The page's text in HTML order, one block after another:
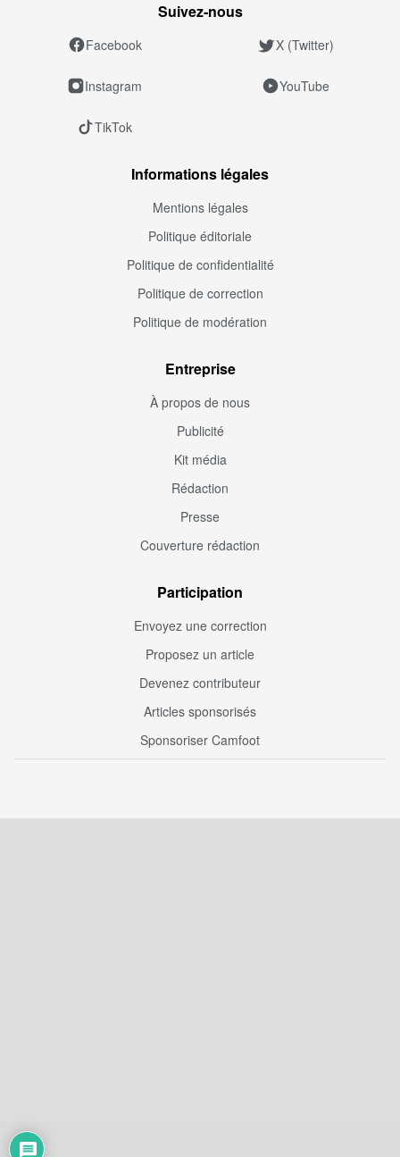
Suivez‑nous
Facebook X (Twitter)
Instagram YouTube
TikTok
Informations légales
Mentions légales
Politique éditoriale
Politique de confidentialité
Politique de correction
Politique de modération
Entreprise
À propos de nous
Publicité
Kit média
Rédaction
Presse
Couverture rédaction
Participation
Envoyez une correction
Proposez un article
Devenez contributeur
Articles sponsorisés
Sponsoriser Camfoot